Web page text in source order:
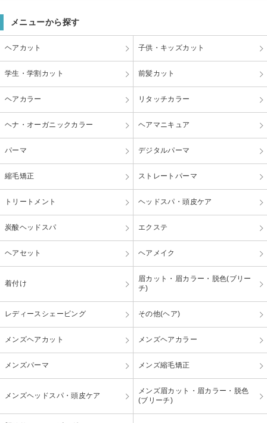
メニューから探す
ヘアカット 子供・キッズカット
学生・学割カット 前髪カット
ヘアカラー リタッチカラー
ヘナ・オーガニックカラー ヘアマニキュア
パーマ デジタルパーマ
縮毛矯正 ストレートパーマ
トリートメント ヘッドスパ・頭皮ケア
炭酸ヘッドスパ エクステ
ヘアセット ヘアメイク
着付け
眉カット・眉カラー・脱色(ブリー
チ)
レディースシェービング その他(ヘア)
メンズヘアカット メンズヘアカラー
メンズパーマ メンズ縮毛矯正
メンズヘッドスパ・頭皮ケア
メンズ眉カット・眉カラー・脱色
(ブリーチ)